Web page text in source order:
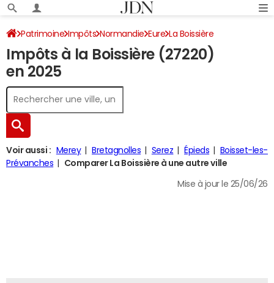
Patrimoine Impôts Normandie Eure La Boissière
Impôt sur le revenu
Impôts à la Boissière (27220)
en 2025
Voir aussi : Merey Bretagnolles Serez Épieds
Boisset-les-
Prévanches
Comparer La Boissière à une autre ville
Mise à jour le 25/06/26